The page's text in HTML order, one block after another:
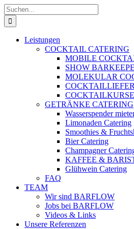
Zum
Inhalt
springen
Suche
nach:
Leistungen
COCKTAIL CATERING
MOBILE
SHOW
MOLEKULAR
COCKTAILKURSE
GETRÄNKE CATERING
Wasserspender
Limonaden Catering
Smoothies &
Bier Catering
Champagner
KAFFEE &
Glühwein Catering
FAQ
TEAM
Wir sind BARFLOW
Jobs bei BARFLOW
Videos & Links
Unsere Referenzen